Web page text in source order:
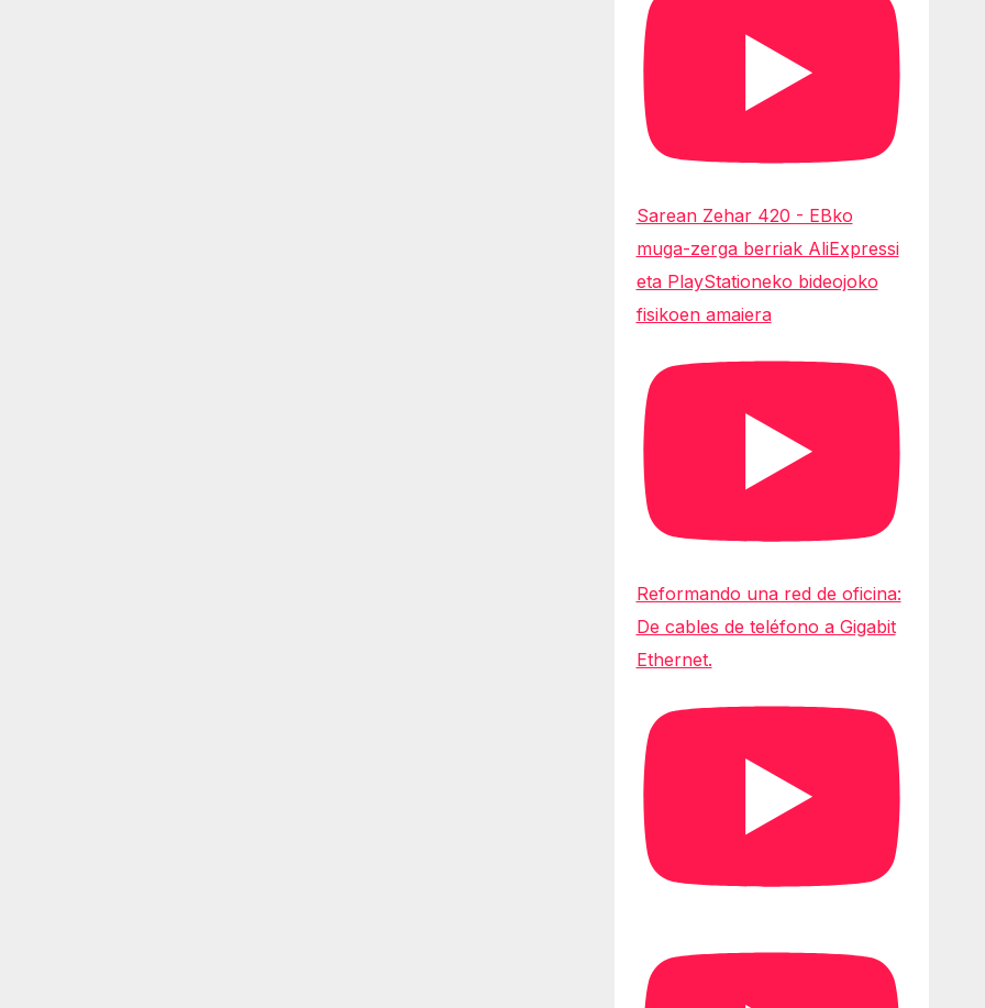
Sarean Zehar 420 - EBko
muga-zerga berriak AliExpressi
eta PlayStationeko bideojoko
fisikoen amaiera
Reformando una red de oficina:
De cables de teléfono a Gigabit
Ethernet.